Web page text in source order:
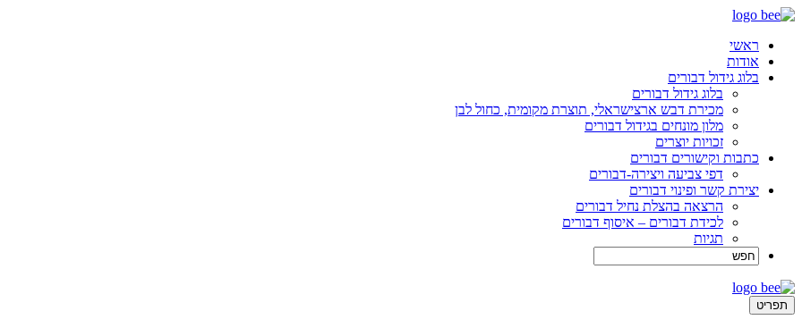
ראשי
אודות
בלוג גידול דבורים
בלוג גידול דבורים
מכירת דבש ארצישראלי, תוצרת מקומית, כחול לבן
מלון מונחים בגידול דבורים
זכויות יוצרים
כתבות וקישורים דבורים
דפי צביעה ויצירה-דבורים
יצירת קשר ופינוי דבורים
הרצאה בהצלת נחיל דבורים
לכידת דבורים – איסוף דבורים
תגיות
תפריט